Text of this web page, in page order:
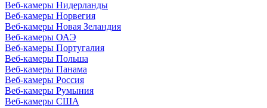
Веб-камеры Нидерланды
Веб-камеры Норвегия
Веб-камеры Новая Зеландия
Веб-камеры ОАЭ
Веб-камеры Португалия
Веб-камеры Польша
Веб-камеры Панама
Веб-камеры Россия
Веб-камеры Румыния
Веб-камеры США